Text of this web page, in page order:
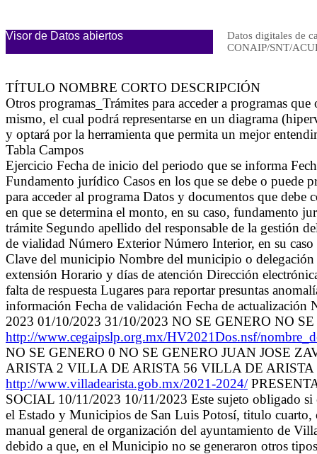
Visor de Datos abiertos
Datos digitales de
CONAIP/SNT/
TÍTULO NOMBRE CORTO DESCRIPCIÓN
Otros programas_Trámites para acceder a programas
mismo, el cual podrá representarse en un diagrama
y optará por la herramienta que permita un mejor
Tabla Campos
Ejercicio Fecha de inicio del periodo que se informa
Fundamento jurídico Casos en los que se debe o puede
para acceder al programa Datos y documentos que
en que se determina el monto, en su caso, fundamento
trámite Segundo apellido del responsable de la gestión
de vialidad Número Exterior Número Interior, en su
Clave del municipio Nombre del municipio o
extensión Horario y días de atención Dirección
falta de respuesta Lugares para reportar presuntas
información Fecha de validación Fecha de actualización
2023 01/10/2023 31/10/2023 NO SE GENERO NO
http://www.cegaipslp.org.mx/HV2021Dos.nsf/
NO SE GENERO 0 NO SE GENERO JUAN JOSE
ARISTA 2 VILLA DE ARISTA 56 VILLA DE ARISTA
http://www.villadearista.gob.mx/2021-2024/
SOCIAL 10/11/2023 10/11/2023 Este sujeto obligado si
el Estado y Municipios de San Luis Potosí, titulo
manual general de organización del ayuntamiento de
debido a que, en el Municipio no se generaron otros